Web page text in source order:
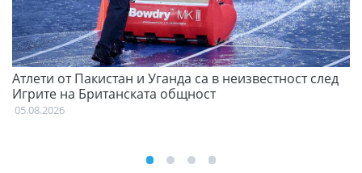
Атлети от Пакистан и Уганда са в неизвестност след
Игрите на Британската общност
05.08.2026